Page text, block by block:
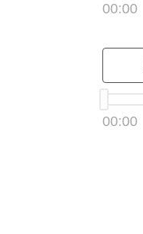
00:00
00:00